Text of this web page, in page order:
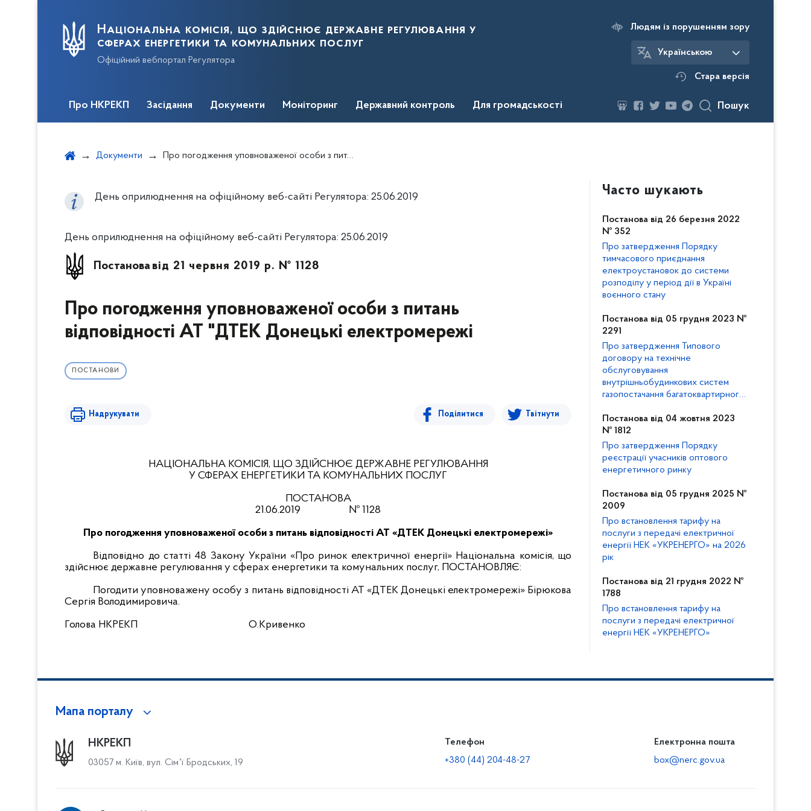
Національна комісія, що здійснює державне регулювання у
сферах енергетики та комунальних послуг
Офіційний вебпортал Регулятора
Людям із порушенням зору
Українською
Стара версія
Про НКРЕКП Засідання Документи Моніторинг Державний контроль Для громадськості Пошук
Документи Про погодження уповноваженої особи з питань відповідності АТ "ДТЕК Донецькі електромережі
День оприлюднення на офіційному веб-сайті Регулятора: 25.06.2019
День оприлюднення на офіційному веб-сайті Регулятора: 25.06.2019
Постанова від 21 червня 2019 р. № 1128
Про погодження уповноваженої особи з питань
відповідності АТ "ДТЕК Донецькі електромережі
ПОСТАНОВИ
Надрукувати Поділитися Твітнути
НАЦІОНАЛЬНА КОМІСІЯ, ЩО ЗДІЙСНЮЄ ДЕРЖАВНЕ РЕГУЛЮВАННЯ
У СФЕРАХ ЕНЕРГЕТИКИ ТА КОМУНАЛЬНИХ ПОСЛУГ
ПОСТАНОВА
21.06.2019
№ 1128
Про погодження уповноваженої особи з питань відповідності АТ «ДТЕК Донецькі електромережі»
Відповідно до статті 48 Закону України «Про ринок електричної енергії» Національна комісія, що
здійснює державне регулювання у сферах енергетики та комунальних послуг, ПОСТАНОВЛЯЄ:
Погодити уповноважену особу з питань відповідності АТ «ДТЕК Донецькі електромережі» Бірюкова
Сергія Володимировича.
Голова НКРЕКП
О.Кривенко
Часто шукають
Постанова від 26 березня 2022
№ 352
Про затвердження Порядку
тимчасового приєднання
електроустановок до системи
розподілу у період дії в Україні
воєнного стану
Постанова від 05 грудня 2023 №
2291
Про затвердження Типового
договору на технічне
обслуговування
внутрішньобудинкових систем
газопостачання багатоквартирного
Кодексу газорозподільних систем
Постанова від 04 жовтня 2023
№ 1812
Про затвердження Порядку
реєстрації учасників оптового
енергетичного ринку
Постанова від 05 грудня 2025 №
2009
Про встановлення тарифу на
послуги з передачі електричної
енергії НЕК «УКРЕНЕРГО» на 2026
рік
Постанова від 21 грудня 2022 №
1788
Про встановлення тарифу на
послуги з передачі електричної
енергії НЕК «УКРЕНЕРГО»
Мапа порталу
НКРЕКП
03057 м. Київ, вул. Сімʼї Бродських, 19
Телефон
+380 (44) 204-48-27
Електронна пошта
box@nerc.gov.ua